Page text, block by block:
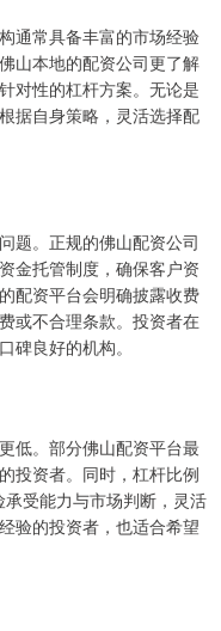
通常具备丰富的市场经验
山本地的配资公司更了解
对性的杠杆方案。无论是
据自身策略，灵活选择配
题。正规的佛山配资公司
金托管制度，确保客户资
配资平台会明确披露收费
或不合理条款。投资者在
碑良好的机构。
低。部分佛山配资平台最
投资者。同时，杠杆比例
受能力与市场判断，灵活
验的投资者，也适合希望